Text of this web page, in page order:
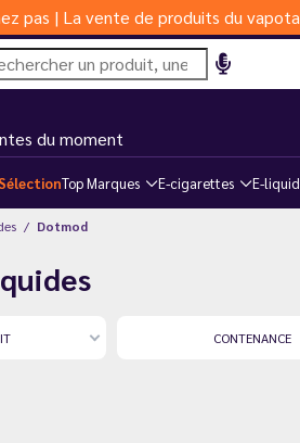
pas | La vente de produits du
du moment
Top Marques E-cigarettes E-
Dotmod
CONTENANCE